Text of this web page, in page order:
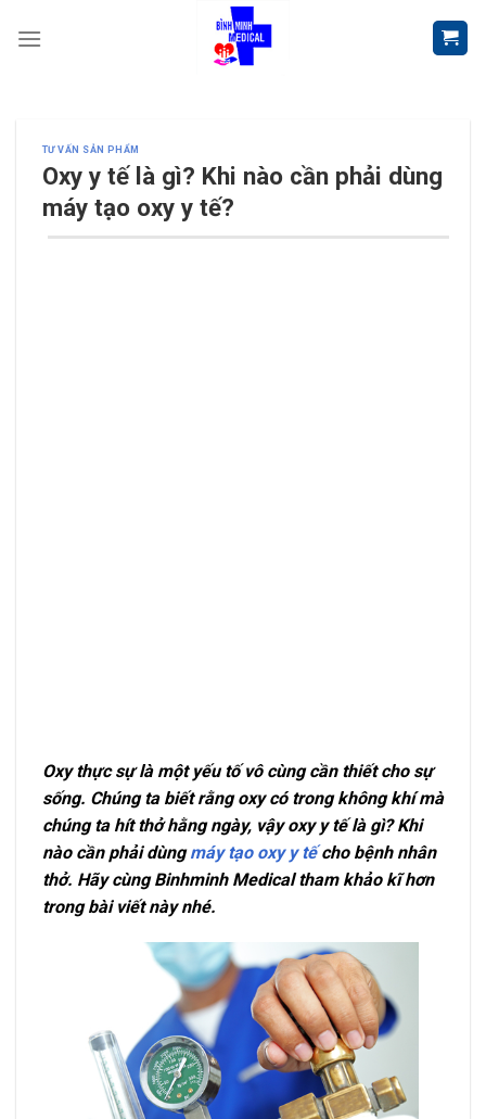
TƯ VẤN SẢN PHẨM
Oxy y tế là gì? Khi nào cần phải dùng
máy tạo oxy y tế?
Oxy thực sự là một yếu tố vô cùng cần thiết cho sự
sống. Chúng ta biết rằng oxy có trong không khí mà
chúng ta hít thở hằng ngày, vậy oxy y tế là gì? Khi
nào cần phải dùngmáy tạo oxy y tếcho bệnh nhân
thở. Hãy cùng Binhminh Medical tham khảo kĩ hơn
trong bài viết này nhé.